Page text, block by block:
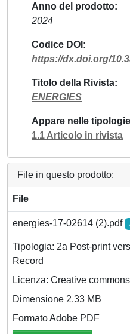
Anno del prodotto
2024
Codice DOI
https://dx.doi.org/
Titolo della Rivista
ENERGIES
Appare nelle tipologie
1.1 Articolo in rivista
File in questo prodotto:
File
energies-17-02614 (2).pdf
Tipologia: 2a Post-print
Record
Licenza: Creative commons
Dimensione 2.33 MB
Formato Adobe PDF